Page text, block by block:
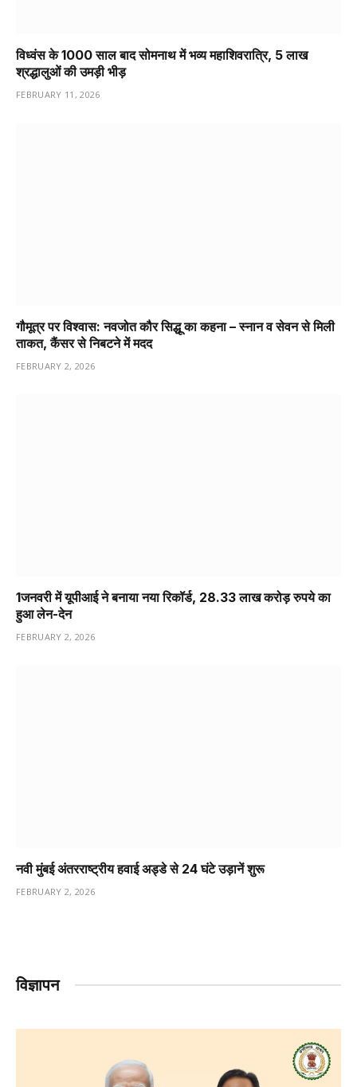
विध्वंस के 1000 साल बाद सोमनाथ में भव्य महाशिवरात्रि, 5 लाख
श्रद्धालुओं की उमड़ी भीड़
FEBRUARY 11, 2026
गौमूत्र पर विश्वास: नवजोत कौर सिद्धू का कहना – स्नान व सेवन से मिली
ताकत, कैंसर से निबटने में मदद
FEBRUARY 2, 2026
1️जनवरी में यूपीआई ने बनाया नया रिकॉर्ड, 28.33 लाख करोड़ रुपये का
हुआ लेन-देन
FEBRUARY 2, 2026
नवी मुंबई अंतरराष्ट्रीय हवाई अड्डे से 24 घंटे उड़ानें शुरू
FEBRUARY 2, 2026
विज्ञापन